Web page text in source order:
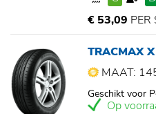
€ 53,09 PER
TRACMAX
MAAT:
Geschikt voor
Op